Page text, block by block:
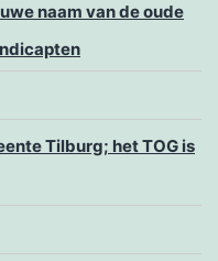
naam van de oude
Tilburg; het TOG is